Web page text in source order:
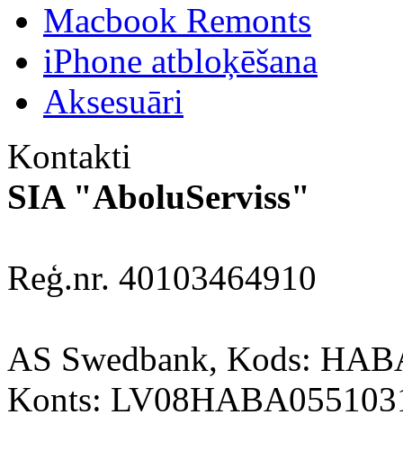
Macbook Remonts
iPhone atbloķēšana
Aksesuāri
Kontakti
SIA "AboluServiss"
Reģ.nr. 40103464910
AS Swedbank, Kods:
Konts: